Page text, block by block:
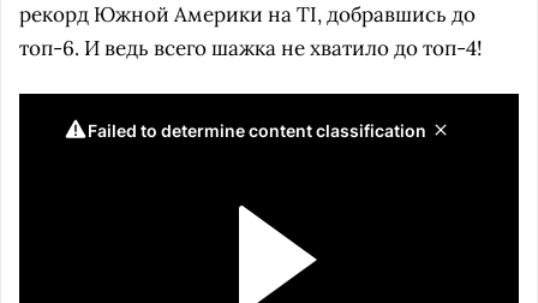
рекорд Южной Америки на TI, добравшись до
топ-6. И ведь всего шажка не хватило до топ-4!